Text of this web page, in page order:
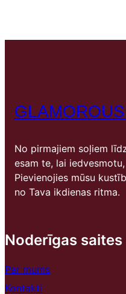
No pirmajiem soļiem
esam te, lai
Pievienojies mūsu
no Tava ikdienas ritma.
Noderīgas saites
Par mums
Kontakti